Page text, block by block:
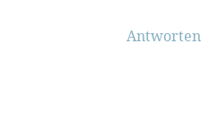
Antworten